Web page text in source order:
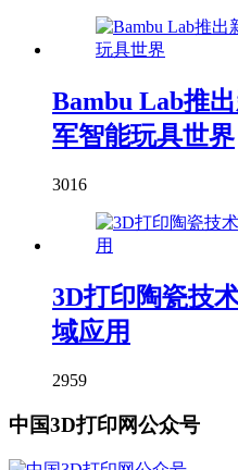
Bambu Lab推
军智能玩具世界
3016
3D打印陶瓷技
域应用
2959
中国3D打印网公众号